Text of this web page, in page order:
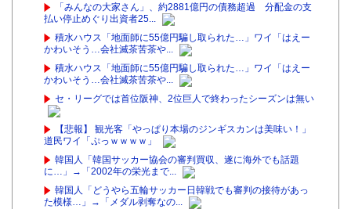
「みんなの大家さん」、約2881億円の債務超過 分配金の支
払い停止めぐり出資者25...
積水ハウス「地面師に55億円騙し取られた…」ワイ「はえー
かわいそう…会社滅茶苦茶や...
積水ハウス「地面師に55億円騙し取られた…」ワイ「はえー
かわいそう…会社滅茶苦茶や...
セ・リーグでは首位阪神、2位巨人で終わったシーズンは無い
【悲報】 観光客「やっぱり本場のジンギスカンは美味い！」
道民ワイ「ぷっｗｗｗｗ」
韓国人「韓国サッカー協会の審判買収、遂に海外でも話題
に…」→「2002年の栄光まで...
韓国人「どうやら五輪サッカー日韓戦でも審判の接待があっ
た模様…」→「メダル剥奪なの...